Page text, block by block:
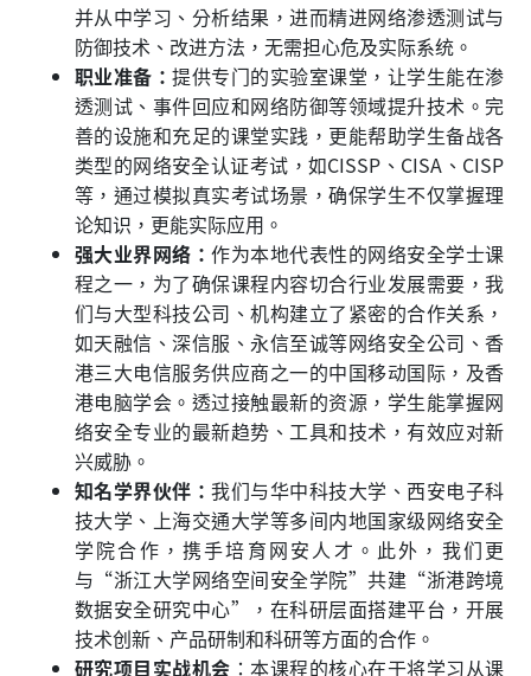
并从中学习、分析结果，进而精进网络渗透测试与
防御技术、改进方法，无需担心危及实际系统。
职业准备：提供专门的实验室课堂，让学生能在渗
透测试、事件回应和网络防御等领域提升技术。完
善的设施和充足的课堂实践，更能帮助学生备战各
类型的网络安全认证考试，如CISSP、CISA、CISP
等，通过模拟真实考试场景，确保学生不仅掌握理
论知识，更能实际应用。
强大业界网络：作为本地代表性的网络安全学士课
程之一，为了确保课程内容切合行业发展需要，我
们与大型科技公司、机构建立了紧密的合作关系，
如天融信、深信服、永信至诚等网络安全公司、香
港三大电信服务供应商之一的中国移动国际，及香
港电脑学会。透过接触最新的资源，学生能掌握网
络安全专业的最新趋势、工具和技术，有效应对新
兴威胁。
知名学界伙伴：我们与华中科技大学、西安电子科
技大学、上海交通大学等多间内地国家级网络安全
学院合作，携手培育网安人才。此外，我们更
与“浙江大学网络空间安全学院”共建“浙港跨境
数据安全研究中心”，在科研层面搭建平台，开展
技术创新、产品研制和科研等方面的合作。
研究项目实战机会 ：本课程的核心在于将学习从课